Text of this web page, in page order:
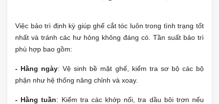
Việc bảo trì định kỳ giúp ghế cắt tóc luôn trong tình trạng tốt
nhất và tránh các hư hỏng không đáng có. Tần suất bảo trì
phù hợp bao gồm:
- Hằng ngày: Vệ sinh bề mặt ghế, kiểm tra sơ bộ các bộ
phận như hệ thống nâng chỉnh và xoay.
- Hằng tuần: Kiểm tra các khớp nối, tra dầu bôi trơn nếu